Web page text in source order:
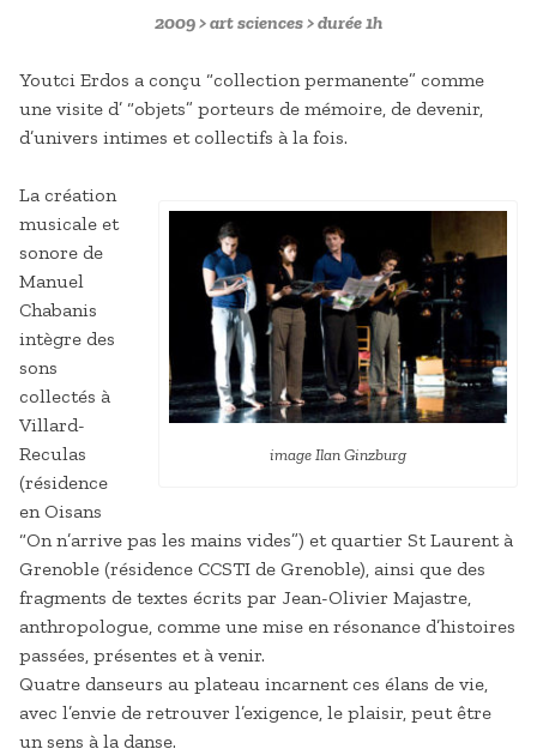
2009 > art sciences > durée 1h
Youtci Erdos a conçu “collection permanente” comme
une visite d’ “objets” porteurs de mémoire, de devenir,
d’univers intimes et collectifs à la fois.
image Ilan Ginzburg
La création
musicale et
sonore de
Manuel
Chabanis
intègre des
sons
collectés à
Villard-
Reculas
(résidence
en Oisans
“On n’arrive pas les mains vides”) et quartier St Laurent à
Grenoble (résidence CCSTI de Grenoble), ainsi que des
fragments de textes écrits par Jean-Olivier Majastre,
anthropologue, comme une mise en résonance d’histoires
passées, présentes et à venir.
Quatre danseurs au plateau incarnent ces élans de vie,
avec l’envie de retrouver l’exigence, le plaisir, peut être
un sens à la danse.